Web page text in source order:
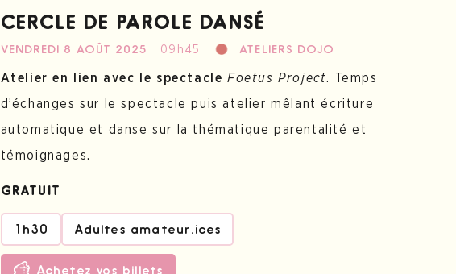
CERCLE DE PAROLE DANSÉ
VENDREDI 8 AOÛT 2025 09h45 ATELIERS DOJO
Atelier en lien avec le spectacleFoetus Project. Temps
d’échanges sur le spectacle puis atelier mêlant écriture
automatique et danse sur la thématique parentalité et
témoignages.
GRATUIT
1h30 Adultes amateur.ices